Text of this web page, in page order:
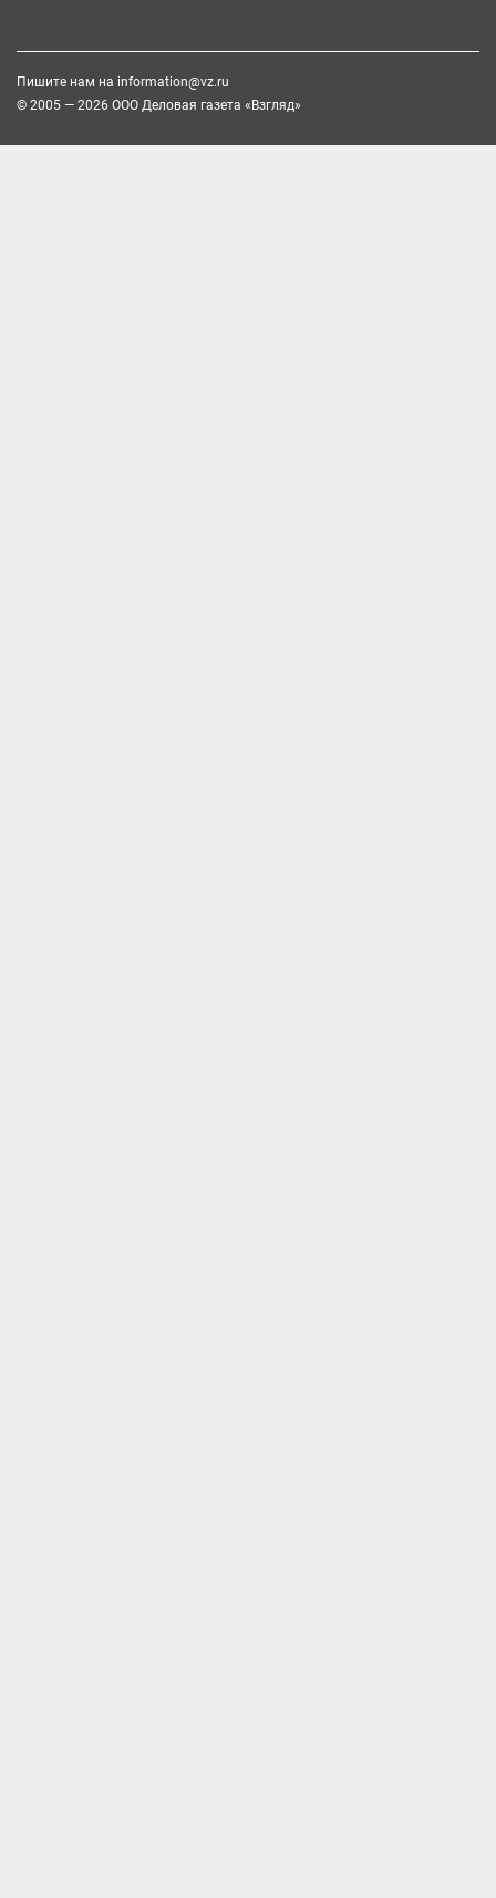
Пишите нам на information@vz.ru
© 2005 — 2026 ООО Деловая газета «Взгляд»